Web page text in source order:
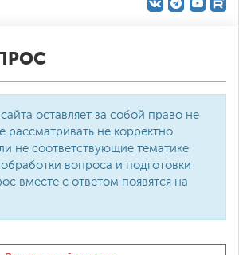
среде
оставляет за собой право не
рассматривать не корректно
не соответствующие тематике
вопроса и подготовки
вместе с ответом появятся на